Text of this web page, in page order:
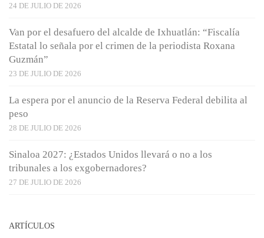
24 DE JULIO DE 2026
Van por el desafuero del alcalde de Ixhuatlán: “Fiscalía
Estatal lo señala por el crimen de la periodista Roxana
Guzmán”
23 DE JULIO DE 2026
La espera por el anuncio de la Reserva Federal debilita al
peso
28 DE JULIO DE 2026
Sinaloa 2027: ¿Estados Unidos llevará o no a los
tribunales a los exgobernadores?
27 DE JULIO DE 2026
ARTÍCULOS